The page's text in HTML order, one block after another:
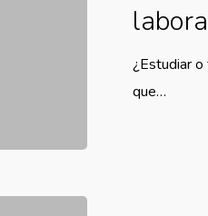
¿Estudiar
que…